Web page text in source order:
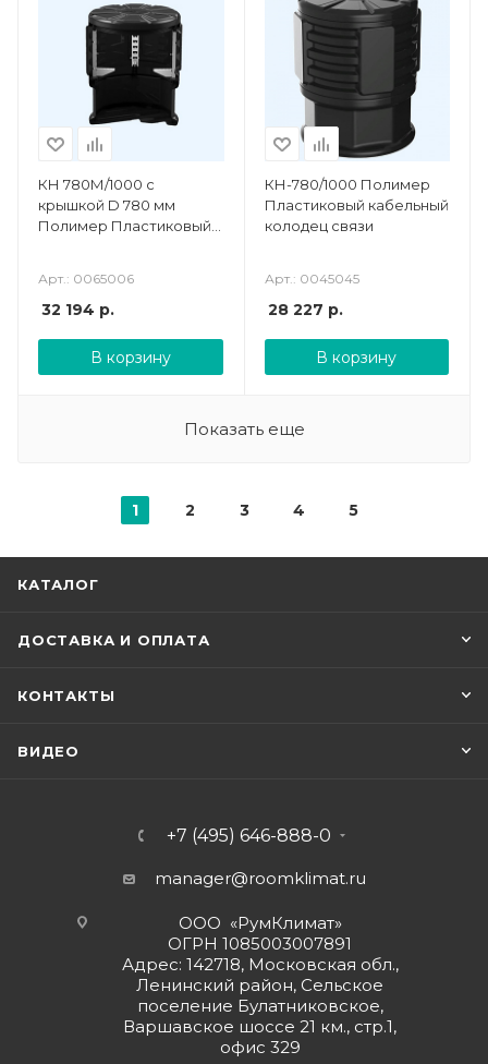
КН 780М/1000 с
крышкой D 780 мм
Полимер Пластиковый
стоек
Арт.: 0065006
32 194 р.
В корзину
КН-780/1000 Полимер
Пластиковый кабельный
колодец связи
Арт.: 0045045
28 227 р.
В корзину
Показать еще
1 2 3 4 5
КАТАЛОГ
ДОСТАВКА И ОПЛАТА
КОНТАКТЫ
ВИДЕО
+7 (495) 646-888-0
manager@roomklimat.ru
ООО «РумКлимат»
ОГРН 1085003007891
Адрес: 142718, Московская обл.,
Ленинский район, Сельское
поселение Булатниковское,
Варшавское шоссе 21 км., стр.1,
офис 329